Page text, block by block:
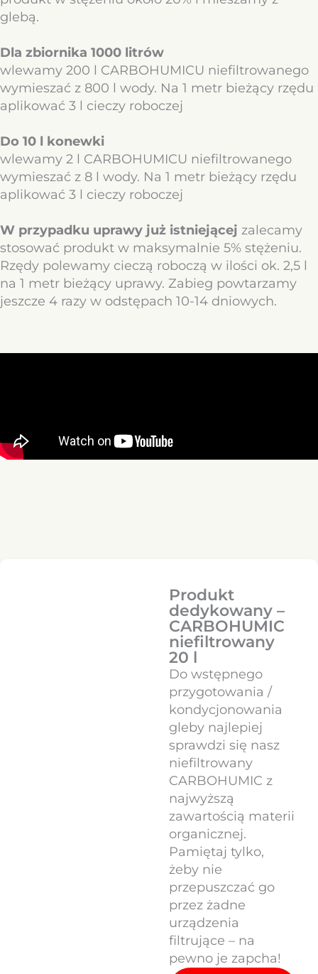
glebą.
Dla zbiornika 1000 litrów
wlewamy 200 l CARBOHUMICU niefiltrowanego
wymieszać z 800 l wody. Na 1 metr bieżący rzędu
aplikować 3 l cieczy roboczej
Do 10 l konewki
wlewamy 2 l CARBOHUMICU niefiltrowanego
wymieszać z 8 l wody. Na 1 metr bieżący rzędu
aplikować 3 l cieczy roboczej
W przypadku uprawy już istniejącej zalecamy
stosować produkt w maksymalnie 5% stężeniu.
Rzędy polewamy cieczą roboczą w ilości ok. 2,5 l
na 1 metr bieżący uprawy. Zabieg powtarzamy
jeszcze 4 razy w odstępach 10-14 dniowych.
Produkt
dedykowany –
CARBOHUMIC
niefiltrowany
20 l
Do wstępnego
przygotowania /
kondycjonowania
gleby najlepiej
sprawdzi się nasz
niefiltrowany
CARBOHUMIC z
najwyższą
zawartością materii
organicznej.
Pamiętaj tylko,
żeby nie
przepuszczać go
przez żadne
urządzenia
filtrujące – na
pewno je zapcha!